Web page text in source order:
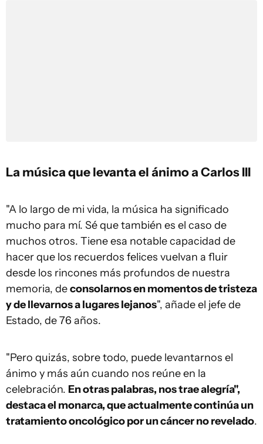
La música que levanta el ánimo a Carlos III
"A lo largo de mi vida, la música ha significado
mucho para mí. Sé que también es el caso de
muchos otros. Tiene esa notable capacidad de
hacer que los recuerdos felices vuelvan a fluir
desde los rincones más profundos de nuestra
memoria, deconsolarnos en momentos de tristeza
y de llevarnos a lugares lejanos", añade el jefe de
Estado, de 76 años.
"Pero quizás, sobre todo, puede levantarnos el
ánimo y más aún cuando nos reúne en la
celebración. En otras palabras, nos trae alegría",
destaca el monarca, que actualmente continúa un
tratamiento oncológico por un cáncer no revelado.